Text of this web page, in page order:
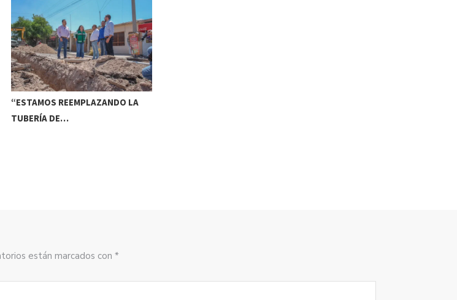
“ESTAMOS REEMPLAZANDO LA
TUBERÍA DE…
están marcados con *